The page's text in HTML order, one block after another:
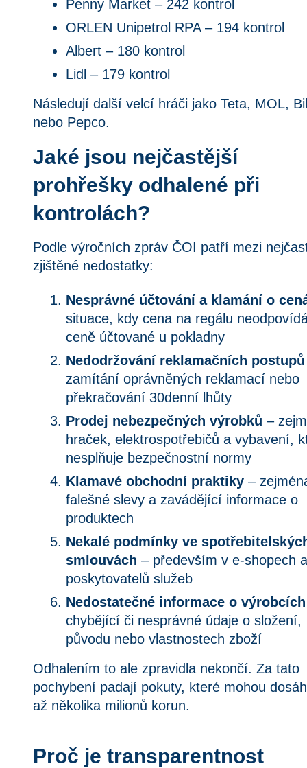
Penny Market – 242 kontrol
ORLEN Unipetrol RPA – 194 kontrol
Albert – 180 kontrol
Lidl – 179 kontrol
Následují další velcí hráči jako Teta, MOL,
nebo Pepco.
Jaké jsou nejčastější
prohřešky odhalené při
kontrolách?
Podle výročních zpráv ČOI patří mezi
zjištěné nedostatky:
Nesprávné účtování a klamání o
situace, kdy cena na regálu
ceně účtované u pokladny
Nedodržování reklamačních postupů
zamítání oprávněných reklamací nebo
překračování 30denní lhůty
Prodej nebezpečných výrobků –
hraček, elektrospotřebičů a vybavení,
nesplňuje bezpečnostní normy
Klamavé obchodní praktiky –
falešné slevy a zavádějící informace o
produktech
Nekalé podmínky ve
smlouvách – především v e-shopech
poskytovatelů služeb
Nedostatečné informace o výrobcích
chybějící či nesprávné údaje o složení,
původu nebo vlastnostech zboží
Odhalením to ale zpravidla nekončí. Za tato
pochybení padají pokuty, které mohou
až několika milionů korun.
Proč je transparentnost